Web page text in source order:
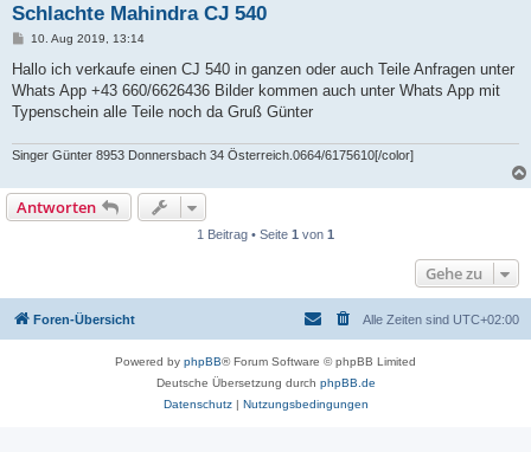
Schlachte Mahindra CJ 540
B
i
r
a
g
10. Aug 2019, 13:14
Hallo ich verkaufe einen CJ 540 in ganzen oder auch Teile Anfragen unter
Whats App +43 660/6626436 Bilder kommen auch unter Whats App mit
Typenschein alle Teile noch da Gruß Günter
Singer Günter 8953 Donnersbach 34 Österreich.0664/6175610[/color]
Antworten
1 Beitrag • Seite 1 von 1
Gehe zu
Foren-Übersicht Alle Zeiten sind UTC+02:00
Powered by phpBB® Forum Software © phpBB Limited
Deutsche Übersetzung durch phpBB.de
Datenschutz| Nutzungsbedingungen